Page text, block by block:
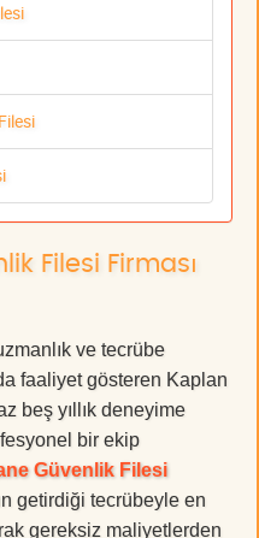
Filesi Firması
ve tecrübe
faaliyet gösteren Kaplan
beş yıllık deneyime
bir ekip
Güvenlik Filesi
getirdiği tecrübeyle en
gereksiz maliyetlerden